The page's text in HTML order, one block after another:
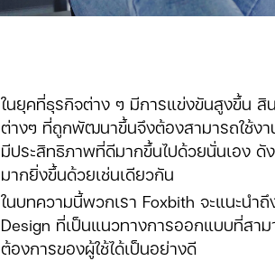
ในยุคที่ธุรกิจต่าง ๆ มีการแข่งขันสูงขึ้น
ต่างๆ ที่ถูกพัฒนาขึ้นจึงต้องสามารถใช้ง
มีประสิทธิภาพที่ดีมากขึ้นไปด้วยนั่นเอง
มากยิ่งขึ้นด้วยเช่นเดียวกัน
ในบทความนี้พวกเรา Foxbith จะแนะน
Design ที่เป็นแนวทางการออกแบบที่สา
ต้องการของผู้ใช้ได้เป็นอย่างดี